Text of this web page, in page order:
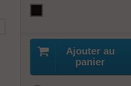
Ajouter au
panier